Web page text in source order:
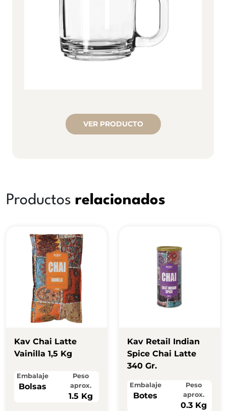
VER PRODUCTO
Productos relacionados
Kav Chai Latte
Vainilla 1,5 Kg
Embalaje
Bolsas
Peso
aprox.
1.5 Kg
Kav Retail Indian
Spice Chai Latte
340 Gr.
Embalaje
Botes
Peso
aprox.
0.3 Kg